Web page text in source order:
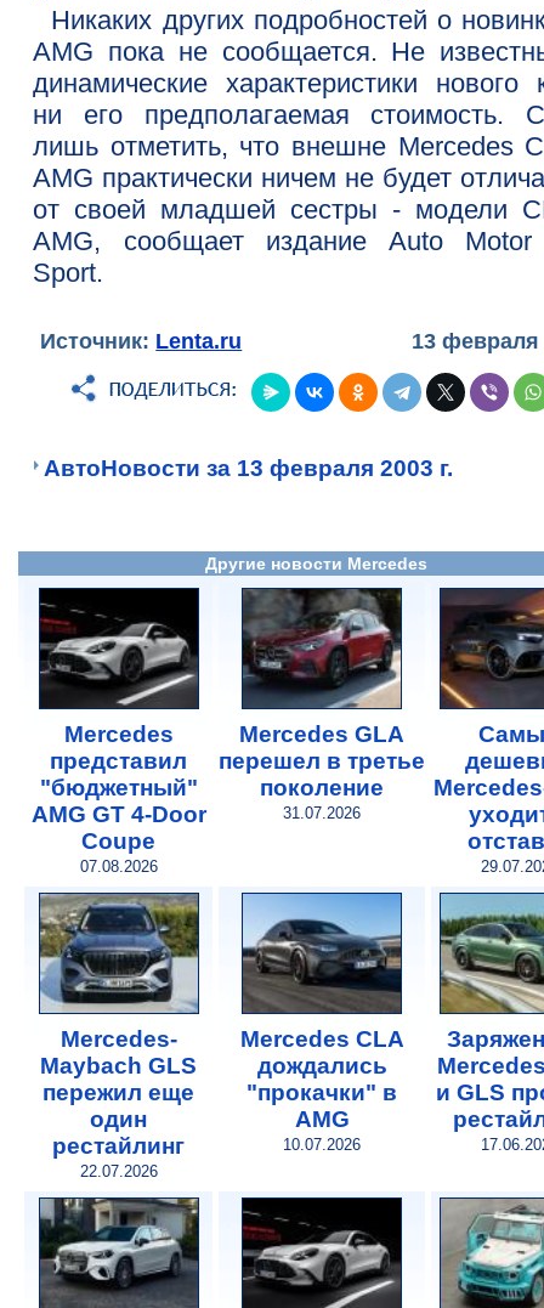
Никаких других подробностей о
AMG пока не сообщается. Не
динамические характеристики нового
ни его предполагаемая стоимость.
лишь отметить, что внешне Mercedes
AMG практически ничем не будет
от своей младшей сестры - модели
AMG, сообщает издание Auto
Sport.
Источник: Lenta.ru 13 февраля
АвтоНовости за 13 февраля 2003 г.
Другие новости Mercedes
Mercedes
представил
"бюджетный"
AMG GT 4-Door
Coupe
07.08.2026
Mercedes GLA
перешел в третье
поколение
31.07.2026
Mercedes-
Maybach GLS
пережил еще
один
рестайлинг
22.07.2026
Mercedes CLA
дождались
"прокачки" в
AMG
10.07.2026
и GLS